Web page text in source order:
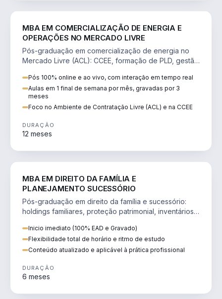
MBA EM COMERCIALIZAÇÃO DE ENERGIA E
OPERAÇÕES NO MERCADO LIVRE
Pós-graduação em comercialização de energia no
Mercado Livre (ACL): CCEE, formação de PLD, gestão
Pós 100% online e ao vivo, com interação em tempo real
Aulas em 1 final de semana por mês, gravadas por 3
meses
Foco no Ambiente de Contratação Livre (ACL) e na CCEE
DURAÇÃO
12 meses
MBA EM DIREITO DA FAMÍLIA E
PLANEJAMENTO SUCESSÓRIO
Pós-graduação em direito da família e sucessório:
holdings familiares, proteção patrimonial, inventários
Inicio imediato (100% EAD e Gravado)
Flexibilidade total de horário e ritmo de estudo
Conteúdo atualizado e aplicável à prática profissional
DURAÇÃO
6 meses